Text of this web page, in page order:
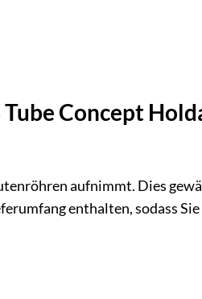
Tube Concept
aufnimmt. Dies
enthalten, sodass